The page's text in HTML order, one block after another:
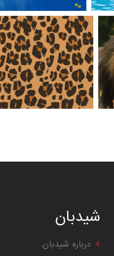
شیدبان
درباره شیدبان